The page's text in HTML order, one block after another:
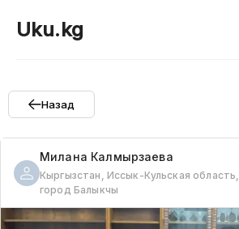
Uku.kg
Назад
Милана Калмырзаева
Кыргызстан, Иссык-Кульская область,
город Балыкчы